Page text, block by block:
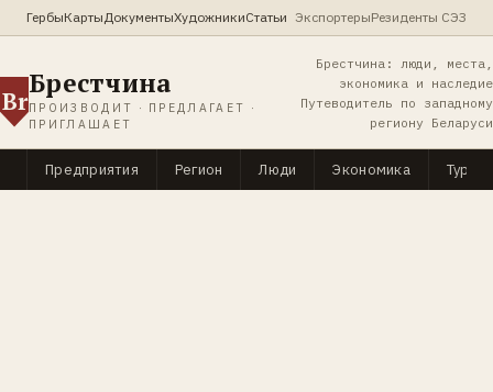
ГербыКартыДокументыХудожникиСтатьи ЭкспортерыРезиденты СЭЗ
Br
Брестчина
ПРОИЗВОДИТ · ПРЕДЛАГАЕТ ·
ПРИГЛАШАЕТ
Брестчина: люди, места,
экономика и наследие
Путеводитель по западному
региону Беларуси
Предприятия Регион Люди Экономика